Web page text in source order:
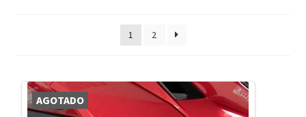
1 2
AGOTADO